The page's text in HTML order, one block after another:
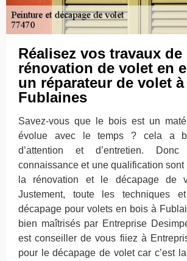
Réalisez vos travaux de
rénovation de volet en
un réparateur de volet à
Fublaines
Savez-vous que le bois est un
évolue avec le temps ? cela a
d’attention et d’entretien.
connaissance et une qualification
la rénovation et le décapage de
Justement, toute les techniques
décapage pour volets en bois à
bien maîtrisés par Entreprise
est conseiller de vous fiiez à
pour le décapage de volet car c’est